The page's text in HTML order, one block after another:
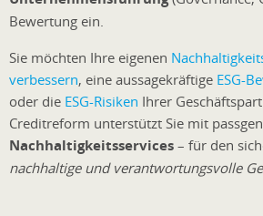
Bewertung ein.
Sie möchten Ihre eigenen
verbessern, eine aussagekräftige ESG-
oder die ESG-Risiken Ihrer
Creditreform unterstützt Sie mit
Nachhaltigkeitsservices – für den
nachhaltige und verantwortungsvolle